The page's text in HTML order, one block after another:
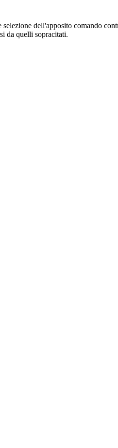
dell'apposito comando
da quelli sopracitati.